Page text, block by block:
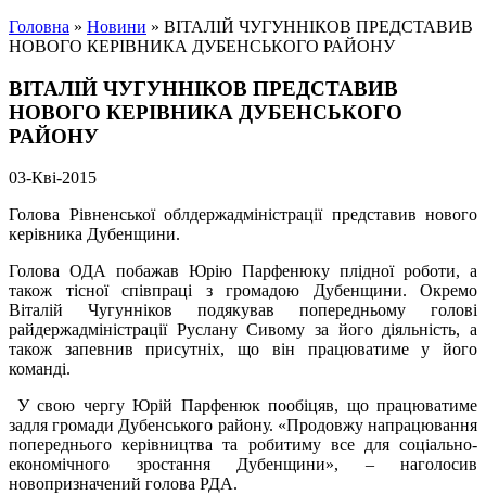
Головна » Новини » ВІТАЛІЙ ЧУГУННІКОВ ПРЕДСТАВИВ
НОВОГО КЕРІВНИКА ДУБЕНСЬКОГО РАЙОНУ
ВІТАЛІЙ ЧУГУННІКОВ ПРЕДСТАВИВ
НОВОГО КЕРІВНИКА ДУБЕНСЬКОГО
РАЙОНУ
03-Кві-2015
Голова Рівненської облдержадміністрації представив нового
керівника Дубенщини.
Голова ОДА побажав Юрію Парфенюку плідної роботи, а
також тісної співпраці з громадою Дубенщини. Окремо
Віталій Чугунніков подякував попередньому голові
райдержадміністрації Руслану Сивому за його діяльність, а
також запевнив присутніх, що він працюватиме у його
команді.
У свою чергу Юрій Парфенюк пообіцяв, що працюватиме
задля громади Дубенського району. «Продовжу напрацювання
попереднього керівництва та робитиму все для соціально-
економічного зростання Дубенщини», – наголосив
новопризначений голова РДА.